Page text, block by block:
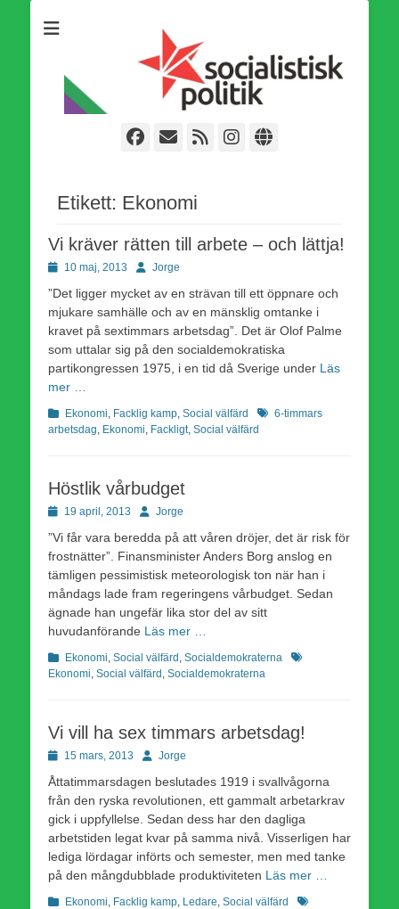
världsomfattande socialistiska Fjärde Internationalen och en viktig
tillgång i kampen för en socialistisk framtid!
Facebook
E-
Webbflöde
Instagram
Webbplats
Etikett: Ekonomi
Vi kräver rätten till arbete – och lättja!
Publicerad
10 maj, 2013 Författare
Jorge
”Det ligger mycket av en strävan till ett öppnare och
mjukare samhälle och av en mänsklig omtanke i
kravet på sextimmars arbetsdag”. Det är Olof Palme
som uttalar sig på den socialdemokratiska
partikongressen 1975, i en tid då Sverige under Läs
mer …
Kategorier
Ekonomi Facklig kamp Social välfärd Etiketter
6-timmars
arbetsdag Ekonomi Fackligt, Social välfärd
Höstlik vårbudget
Publicerad
19 april, 2013 Författare
Jorge
”Vi får vara beredda på att våren dröjer, det är risk för
frostnätter”. Finansminister Anders Borg anslog en
tämligen pessimistisk meteorologisk ton när han i
måndags lade fram regeringens vårbudget. Sedan
ägnade han ungefär lika stor del av sitt
huvudanförande Läs mer …
Kategorier
Ekonomi Social välfärd Socialdemokraterna
Etiketter
Ekonomi Social välfärd Socialdemokraterna
Vi vill ha sex timmars arbetsdag!
Publicerad
15 mars, 2013 Författare
Jorge
Åttatimmarsdagen beslutades 1919 i svallvågorna
från den ryska revolutionen, ett gammalt arbetarkrav
gick i uppfyllelse. Sedan dess har den dagliga
arbetstiden legat kvar på samma nivå. Visserligen har
lediga lördagar införts och semester, men med tanke
på den mångdubblade produktiviteten Läs mer …
Kategorier
Ekonomi Facklig kamp Ledare Social välfärd
Etiketter